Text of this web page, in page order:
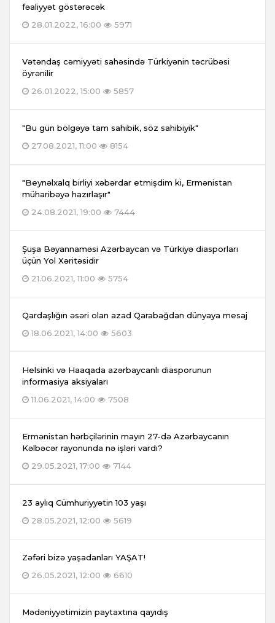
fəaliyyət göstərəcək
28.01.2022, 16:00
5971
Vətəndaş cəmiyyəti sahəsində Türkiyənin təcrübəsi
öyrənilir
26.01.2022, 15:00
5857
"Bu gün bölgəyə tam sahibik, söz sahibiyik"
27.08.2021, 11:00
8154
"Beynəlxalq birliyi xəbərdar etmişdim ki, Ermənistan
müharibəyə hazırlaşır"
24.08.2021, 19:00
7444
Şuşa Bəyannaməsi Azərbaycan və Türkiyə diasporları
üçün Yol Xəritəsidir
21.06.2021, 11:00
5754
Qardaşlığın əsəri olan azad Qarabağdan dünyaya mesaj
18.06.2021, 14:00
5603
Helsinki və Haaqada azərbaycanlı diasporunun
informasiya aksiyaları
11.06.2021, 14:00
7508
Ermənistan hərbçilərinin mayın 27-də Azərbaycanın
Kəlbəcər rayonunda nə işləri vardı?
29.05.2021, 17:00
7144
23 aylıq Cümhuriyyətin 103 yaşı
28.05.2021, 12:00
5619
Zəfəri bizə yaşadanları YAŞAT!
26.05.2021, 12:00
6610
Mədəniyyətimizin paytaxtına qayıdış